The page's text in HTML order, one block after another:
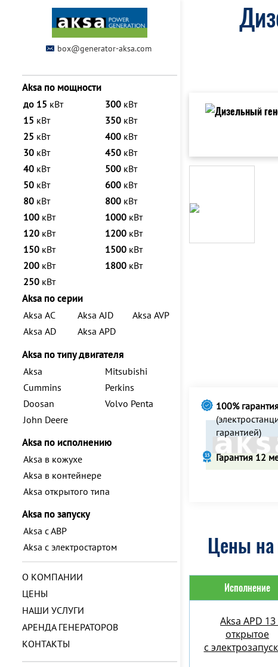
box@generator-aksa.com
Aksa по мощности
до 15 кВт
15 кВт
25 кВт
30 кВт
40 кВт
50 кВт
80 кВт
100 кВт
120 кВт
150 кВт
200 кВт
250 кВт
300 кВт
350 кВт
400 кВт
450 кВт
500 кВт
600 кВт
800 кВт
1000 кВт
1200 кВт
1500 кВт
1800 кВт
Aksa по серии
Aksa AC
Aksa AD
Aksa AJD
Aksa APD
Aksa AVP
Aksa по типу двигателя
Aksa
Cummins
Doosan
John Deere
Mitsubishi
Perkins
Volvo Penta
Aksa по исполнению
Aksa в кожухе
Aksa в контейнере
Aksa открытого типа
Aksa по запуску
Aksa с АВР
Aksa с электростартом
О КОМПАНИИ
ЦЕНЫ
НАШИ УСЛУГИ
АРЕНДА ГЕНЕРАТОРОВ
КОНТАКТЫ
100%
гарантией)
Гарантия 12
Цены на
Исполнение
Aksa APD 13
открытое
с